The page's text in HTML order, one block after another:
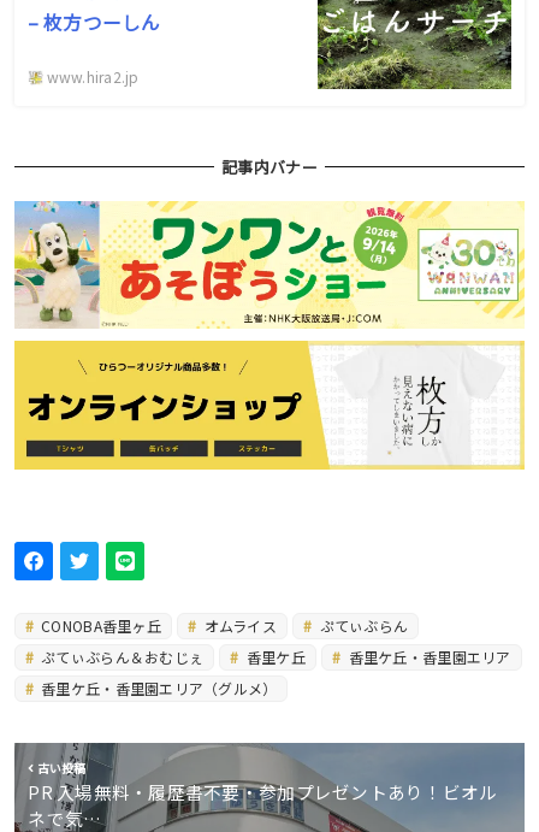
– 枚方つーしん
www.hira2.jp
記事内バナー
CONOBA香里ヶ丘 オムライス
ぷてぃぶらん
ぷてぃぶらん＆おむじぇ
香里ケ丘
香里ケ丘・香里園エリア
香里ケ丘・香里園エリア（グルメ）
古い投稿
PR 入場無料・履歴書不要・参加プレゼントあり！ビオル
ネで気…